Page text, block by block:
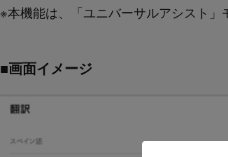
※本機能は、「ユニバーサルアシスト」
■画面イメージ